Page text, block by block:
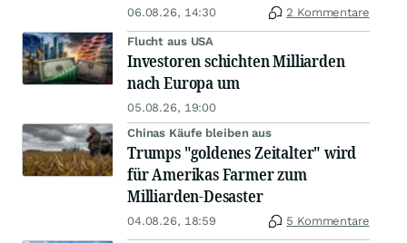
06.08.26, 14:30 2 Kommentare
Flucht aus USA
Investoren schichten Milliarden
nach Europa um
05.08.26, 19:00
Chinas Käufe bleiben aus
Trumps "goldenes Zeitalter" wird
für Amerikas Farmer zum
Milliarden-Desaster
04.08.26, 18:59 5 Kommentare